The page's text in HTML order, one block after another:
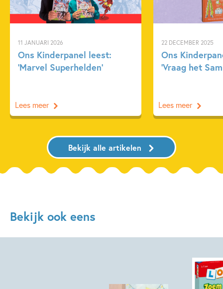
11 JANUARI 2026
Ons Kinderpanel leest:
‘Marvel Superhelden’
Lees meer
22 DECEMBER 2025
Ons
‘Vraag het
Lees meer
Bekijk alle artikelen
Bekijk ook eens